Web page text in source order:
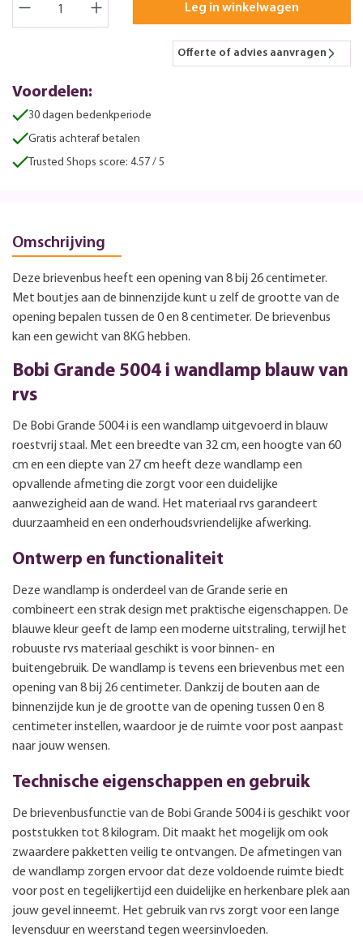
Leg in winkelwagen
Offerte of advies aanvragen
Voordelen:
30 dagen bedenkperiode
Gratis achteraf betalen
Trusted Shops score: 4.57 / 5
Omschrijving
Deze brievenbus heeft een opening van 8 bij 26 centimeter.
Met boutjes aan de binnenzijde kunt u zelf de grootte van de
opening bepalen tussen de 0 en 8 centimeter. De brievenbus
kan een gewicht van 8KG hebben.
Bobi Grande 5004 i wandlamp blauw van
rvs
De Bobi Grande 5004 i is een wandlamp uitgevoerd in blauw
roestvrij staal. Met een breedte van 32 cm, een hoogte van 60
cm en een diepte van 27 cm heeft deze wandlamp een
opvallende afmeting die zorgt voor een duidelijke
aanwezigheid aan de wand. Het materiaal rvs garandeert
duurzaamheid en een onderhoudsvriendelijke afwerking.
Ontwerp en functionaliteit
Deze wandlamp is onderdeel van de Grande serie en
combineert een strak design met praktische eigenschappen. De
blauwe kleur geeft de lamp een moderne uitstraling, terwijl het
robuuste rvs materiaal geschikt is voor binnen- en
buitengebruik. De wandlamp is tevens een brievenbus met een
opening van 8 bij 26 centimeter. Dankzij de bouten aan de
binnenzijde kun je de grootte van de opening tussen 0 en 8
centimeter instellen, waardoor je de ruimte voor post aanpast
naar jouw wensen.
Technische eigenschappen en gebruik
De brievenbusfunctie van de Bobi Grande 5004 i is geschikt voor
poststukken tot 8 kilogram. Dit maakt het mogelijk om ook
zwaardere pakketten veilig te ontvangen. De afmetingen van
de wandlamp zorgen ervoor dat deze voldoende ruimte biedt
voor post en tegelijkertijd een duidelijke en herkenbare plek aan
jouw gevel inneemt. Het gebruik van rvs zorgt voor een lange
levensduur en weerstand tegen weersinvloeden.